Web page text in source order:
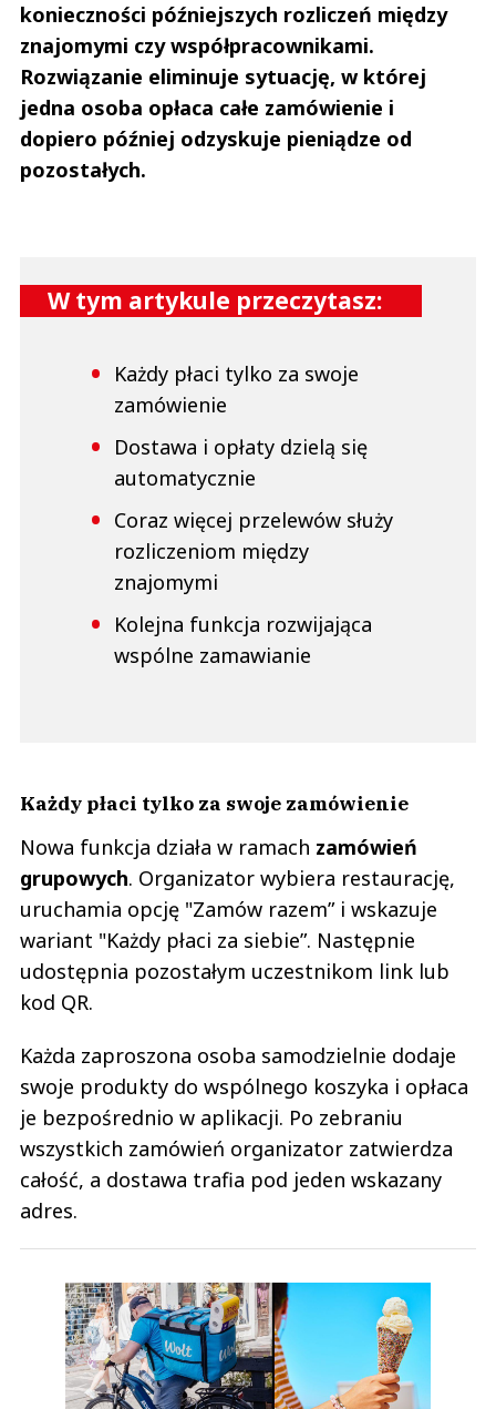
konieczności późniejszych rozliczeń między
znajomymi czy współpracownikami.
Rozwiązanie eliminuje sytuację, w której
jedna osoba opłaca całe zamówienie i
dopiero później odzyskuje pieniądze od
pozostałych.
W tym artykule przeczytasz:
Każdy płaci tylko za swoje
zamówienie
Dostawa i opłaty dzielą się
automatycznie
Coraz więcej przelewów służy
rozliczeniom między
znajomymi
Kolejna funkcja rozwijająca
wspólne zamawianie
Każdy płaci tylko za swoje zamówienie
Nowa funkcja działa w ramach zamówień
grupowych. Organizator wybiera restaurację,
uruchamia opcję "Zamów razem” i wskazuje
wariant "Każdy płaci za siebie”. Następnie
udostępnia pozostałym uczestnikom link lub
kod QR.
Każda zaproszona osoba samodzielnie dodaje
swoje produkty do wspólnego koszyka i opłaca
je bezpośrednio w aplikacji. Po zebraniu
wszystkich zamówień organizator zatwierdza
całość, a dostawa trafia pod jeden wskazany
adres.